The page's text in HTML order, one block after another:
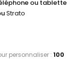
ou tablette
Strato
personnaliser : 100